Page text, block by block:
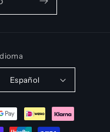
Español